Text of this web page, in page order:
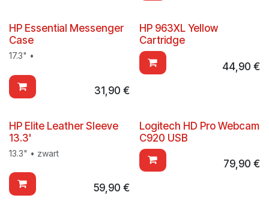
HP Essential Messenger
Case
17.3" •
31,90 €
HP 963XL Yellow
Cartridge
44,90 €
HP Elite Leather Sleeve
13.3'
13.3" • zwart
59,90 €
Logitech HD Pro Webcam
C920 USB
79,90 €